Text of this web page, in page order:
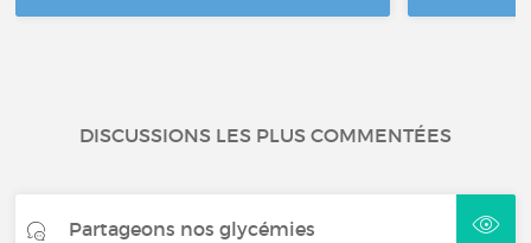
DISCUSSIONS LES PLUS COMMENTÉES
Partageons nos glycémies